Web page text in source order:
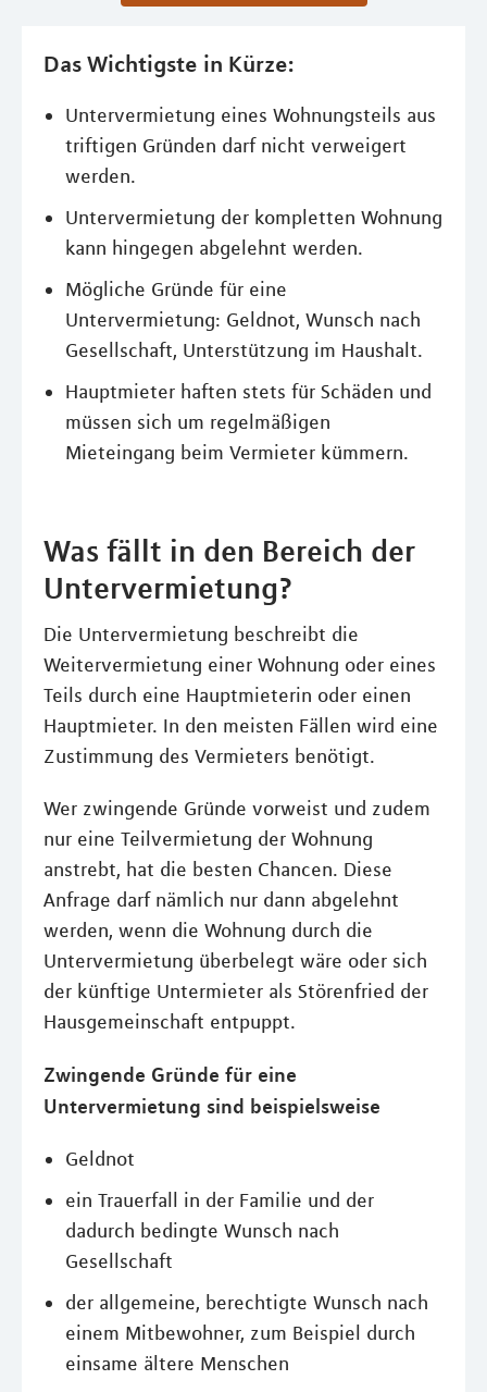
Das Wichtigste in Kürze:
Untervermietung eines Wohnungsteils aus
triftigen Gründen darf nicht verweigert
werden.
Untervermietung der kompletten Wohnung
kann hingegen abgelehnt werden.
Mögliche Gründe für eine
Untervermietung: Geldnot, Wunsch nach
Gesellschaft, Unterstützung im Haushalt.
Hauptmieter haften stets für Schäden und
müssen sich um regelmäßigen
Mieteingang beim Vermieter kümmern.
Was fällt in den Bereich der
Untervermietung?
Die Untervermietung beschreibt die
Weitervermietung einer Wohnung oder eines
Teils durch eine Hauptmieterin oder einen
Hauptmieter. In den meisten Fällen wird eine
Zustimmung des Vermieters benötigt.
Wer zwingende Gründe vorweist und zudem
nur eine Teilvermietung der Wohnung
anstrebt, hat die besten Chancen. Diese
Anfrage darf nämlich nur dann abgelehnt
werden, wenn die Wohnung durch die
Untervermietung überbelegt wäre oder sich
der künftige Untermieter als Störenfried der
Hausgemeinschaft entpuppt.
Zwingende Gründe für eine
Untervermietung sind beispielsweise
Geldnot
ein Trauerfall in der Familie und der
dadurch bedingte Wunsch nach
Gesellschaft
der allgemeine, berechtigte Wunsch nach
einem Mitbewohner, zum Beispiel durch
einsame ältere Menschen